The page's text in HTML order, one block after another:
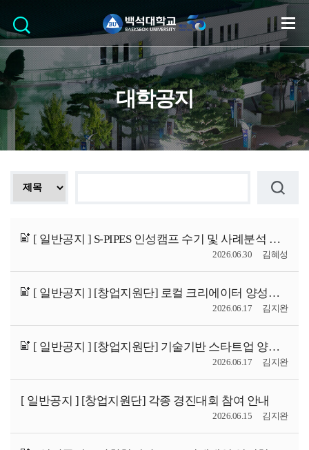
대학공지
[ 일반공지 ] S-PIPES 인성캠프 수기 및 사례분석 공모 공지사항
김혜성
2026.06.30
[ 일반공지 ] [창업지원단] 로컬 크리에이터 양성트랙 참여자 모집
김지완
2026.06.17
[ 일반공지 ] [창업지원단] 기술기반 스타트업 양성트랙 참여자 모집
김지완
2026.06.17
[ 일반공지 ] [창업지원단] 각종 경진대회 참여 안내
김지완
2026.06.15